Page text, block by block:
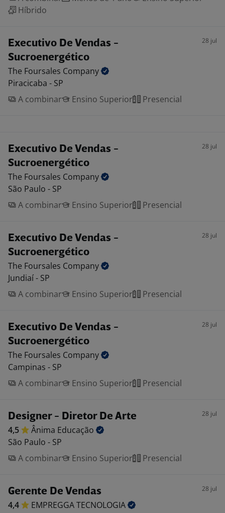
Híbrido
Executivo De Vendas -
Sucroenergético
28 jul
The Foursales Company
Piracicaba - SP
A combinar
Ensino Superior Presencial
Executivo De Vendas -
Sucroenergético
28 jul
The Foursales Company
São Paulo - SP
A combinar
Ensino Superior Presencial
Executivo De Vendas -
Sucroenergético
28 jul
The Foursales Company
Jundiaí - SP
A combinar
Ensino Superior Presencial
Executivo De Vendas -
Sucroenergético
28 jul
The Foursales Company
Campinas - SP
A combinar
Ensino Superior Presencial
Designer - Diretor De Arte 28 jul
4,5 Ânima Educação
São Paulo - SP
A combinar
Ensino Superior Presencial
Gerente De Vendas 28 jul
4,4 EMPREGGATECNOLOGIA